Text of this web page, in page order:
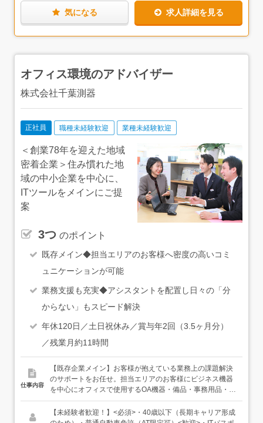
することもあるそうです（もちろん希望者のみです）。
元スポーツインストラクターで今は営業として活躍する社
員の方は、なんとちばキャリを見ての入社！皆さまの入社
で入社したという方もいらっしゃいました。入社後は、
「勤務時間も減って、お休みも増えて、嬉しいです！」と
お話しされていました。大切な方に紹介できるのは、すて
きな会社の証拠ですね。
興味をお持ちの方は、ぜひご応募ください。
気になる 求人詳細を見る
オフィス環境のアドバイザー
株式会社千葉測器
正社員 職種未経験歓迎 業種未経験歓迎
＜創業78年を迎えた地域
密着企業＞住み慣れた地
域の中小企業を中心に、
ITツールをメインにご提
案
3つ のポイント
既存メイン◆担当エリアのお客様へ密度の高いコミ
ュニケーションが可能
業務支援も充実◆アシスタントを配置し日々の「分
からない」もスピード解決
年休120日／土日祝休み／賞与年2回（3.5ヶ月分）
／残業月約11時間
仕事内容
【既存企業メイン】お客様が抱えている業務上の課題解決
のサポートをお任せ。担当エリアのお客様にビジネス機器
を中心にオフィスで使用するOA機器・備品・事務用品・通
信回線・オフィスレイアウトなどの提案を行います。★各
オフィス周辺のエリアの企業への提案／地域密着で働けま
す★各オフィスは3名～大きい営業所で10名以上のスタッ
【未経験者歓迎！】<必須>・40歳以下（長期キャリア形成